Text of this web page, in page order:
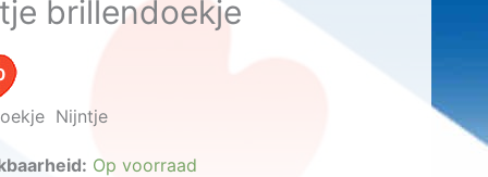
brillendoekje
Nijntje
Op voorraad